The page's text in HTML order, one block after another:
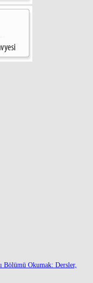
Okumak: Dersler,